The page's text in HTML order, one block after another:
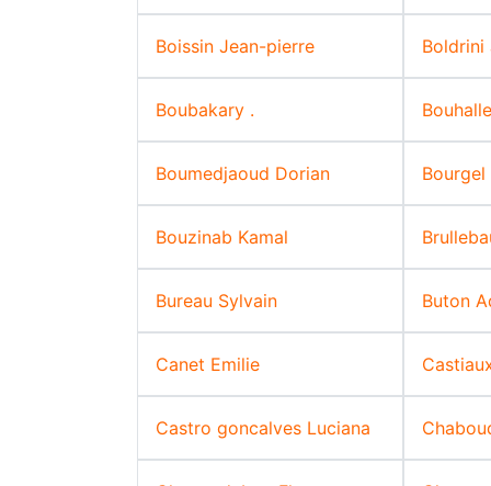
Boissin Jean-pierre Boldrini
Boubakary .
Boumedjaoud Dorian Bourgel
Bouzinab Kamal
Bureau Sylvain Buton
Canet Emilie
Castro goncalves Luciana